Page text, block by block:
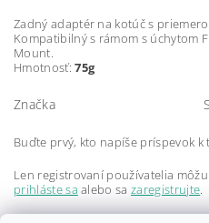
Zadný adaptér na kotúč s
Kompatibilný s rámom s úchytom
Mount.
Hmotnosť:75g
Značka
Buďte prvý, kto napíše príspevok k
Len registrovaní používatelia
prihláste sa alebo sazaregistrujte.